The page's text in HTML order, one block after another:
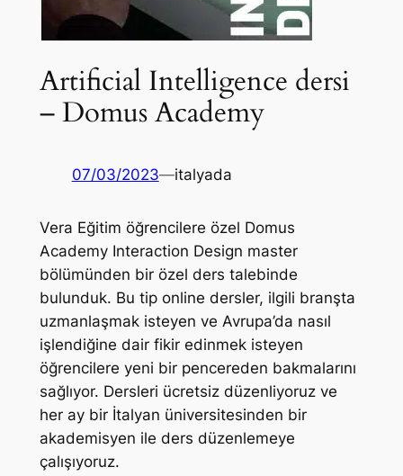
Artificial Intelligence dersi
– Domus Academy
07/03/2023—italyada
Vera Eğitim öğrencilere özel Domus
Academy Interaction Design master
bölümünden bir özel ders talebinde
bulunduk. Bu tip online dersler, ilgili branşta
uzmanlaşmak isteyen ve Avrupa’da nasıl
işlendiğine dair fikir edinmek isteyen
öğrencilere yeni bir pencereden bakmalarını
sağlıyor. Dersleri ücretsiz düzenliyoruz ve
her ay bir İtalyan üniversitesinden bir
akademisyen ile ders düzenlemeye
çalışıyoruz.